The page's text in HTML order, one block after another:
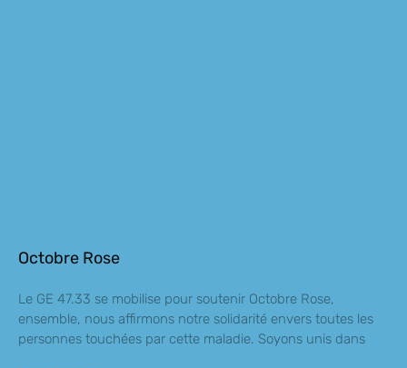
Octobre Rose
Le GE 47.33 se mobilise pour soutenir Octobre Rose,
ensemble, nous affirmons notre solidarité envers toutes les
personnes touchées par cette maladie. Soyons unis dans